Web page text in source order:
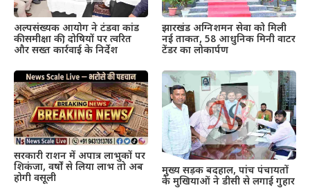
अल्पसंख्यक आयोग ने टंडवा कांड
की समीक्षा की, दोषियों पर त्वरित
और सख्त कार्रवाई के निर्देश
झारखंड अग्निशमन सेवा को मिली
नई ताकत, 58 आधुनिक मिनी वाटर
टेंडर का लोकार्पण
सरकारी राशन में अपात्र लाभुकों पर
शिकंजा, वर्षों से लिया लाभ तो अब
होगी वसूली
मुख्य सड़क बदहाल, पांच पंचायतों
के मुखियाओं ने डीसी से लगाई गुहार